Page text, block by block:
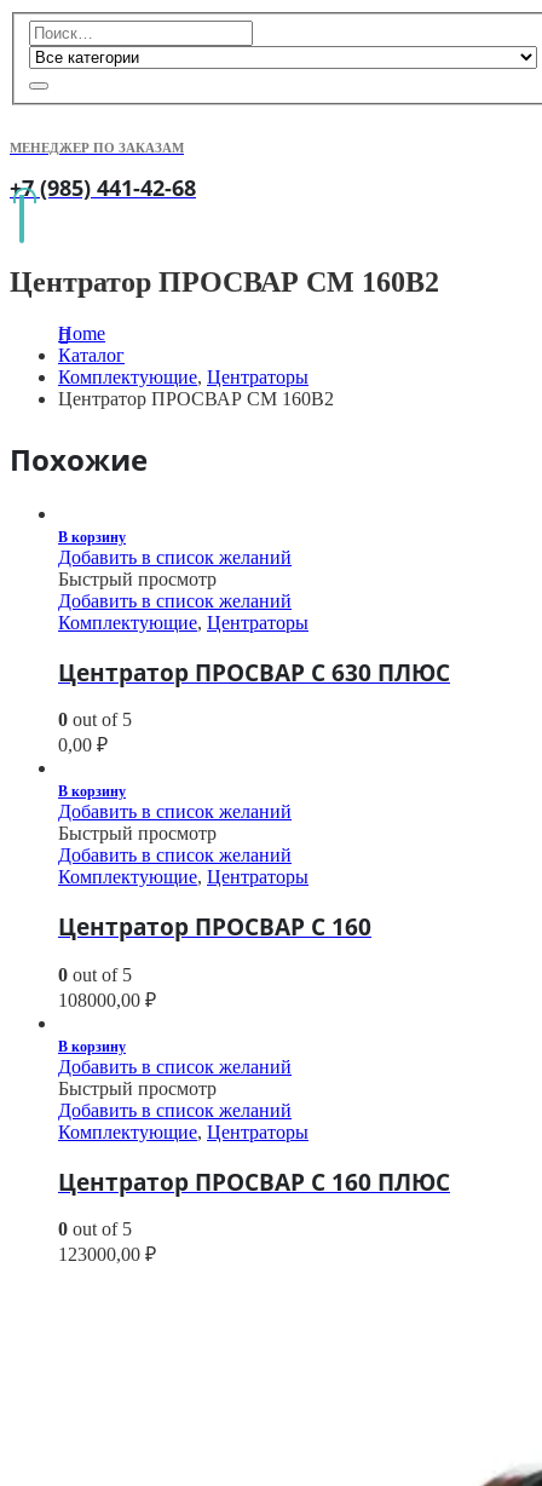
МЕНЕДЖЕР ПО ЗАКАЗАМ
+7 (985) 441-42-68
Центратор ПРОСВАР СМ 160В2
Home
Каталог
Комплектующие, Центраторы
Центратор ПРОСВАР СМ 160В2
Похожие
В корзину
Добавить в список желаний
Быстрый просмотр
Добавить в список желаний
Комплектующие, Центраторы
Центратор ПРОСВАР С 630 ПЛЮС
0 out of 5
0,00 ₽
В корзину
Добавить в список желаний
Быстрый просмотр
Добавить в список желаний
Комплектующие, Центраторы
Центратор ПРОСВАР С 160
0 out of 5
108000,00 ₽
В корзину
Добавить в список желаний
Быстрый просмотр
Добавить в список желаний
Комплектующие, Центраторы
Центратор ПРОСВАР С 160 ПЛЮС
0 out of 5
123000,00 ₽